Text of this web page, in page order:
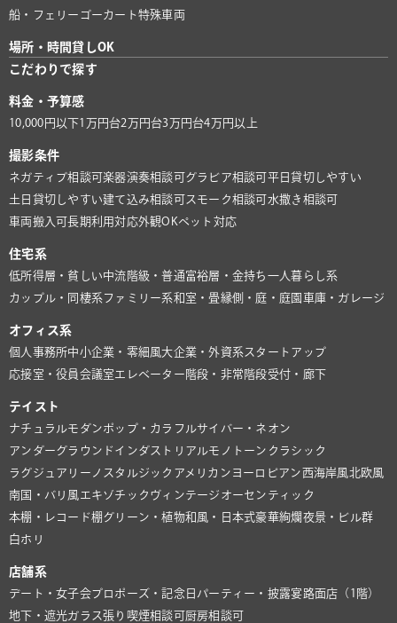
船・フェリー ゴーカート特殊車両
場所・時間貸しOK
こだわりで探す
料金・予算感
10,000円以下1万円台2万円台3万円台4万円以上
撮影条件
ネガティブ相談可楽器演奏相談可 グラビア相談可 平日貸切しやすい
土日貸切しやすい建て込み相談可 スモーク相談可 水撒き相談可
車両搬入可長期利用対応外観OKペット対応
住宅系
低所得層・貧しい中流階級・普通富裕層・金持ち 一人暮らし系
カップル・同棲系ファミリー系和室・畳縁側・庭・庭園 車庫・ガレージ
オフィス系
個人事務所中小企業・零細風大企業・外資系スタートアップ
応接室・役員会議室 エレベーター 階段・非常階段受付・廊下
テイスト
ナチュラルモダンポップ・カラフルサイバー・ネオン
アンダーグラウンド インダストリアルモノトーン クラシック
ラグジュアリー ノスタルジック アメリカン ヨーロピアン 西海岸風北欧風
南国・バリ風 エキゾチック ヴィンテージ オーセンティック
本棚・レコード棚グリーン・植物和風・日本式豪華絢爛夜景・ビル群
白ホリ
店舗系
デート・女子会プロポーズ・記念日 パーティー・披露宴路面店（1階）
地下・遮光ガラス張り 喫煙相談可 厨房相談可